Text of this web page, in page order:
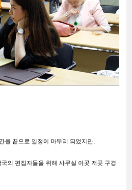
을 끝으로 일정이 마무리 되었지만,
의 편집자들을 위해 사무실 이곳 저곳 구경